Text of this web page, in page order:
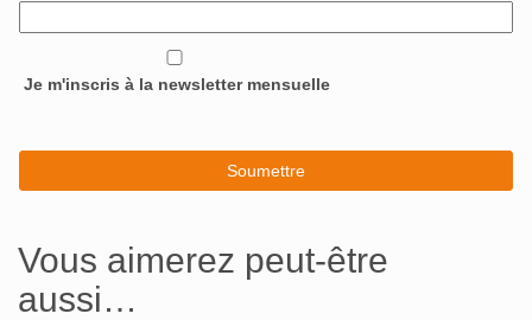
Je m'inscris à la newsletter mensuelle
Vous aimerez peut-être
aussi…